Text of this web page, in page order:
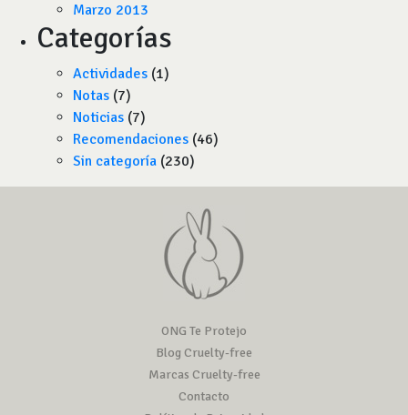
Marzo 2013
Categorías
Actividades (1)
Notas (7)
Noticias (7)
Recomendaciones (46)
Sin categoría (230)
ONG Te Protejo
Blog Cruelty-free
Marcas Cruelty-free
Contacto